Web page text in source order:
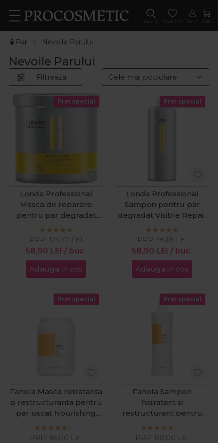
CAUTA FAVORITE CONT COS
🧴Par Nevoile Parului
Nevoile Parului
Filtreaza
Pret special
Londa Professional
Masca de reparare
pentru par degradat
Visible Repair 750ml
58,90 LEI / buc
PRP: 123,72 LEI
Adauga in cos
Pret special
Londa Professional
Sampon pentru par
degradat Visible Repair
1000ml
58,90 LEI / buc
PRP: 95,18 LEI
Adauga in cos
Pret special
Fanola Masca hidratanta
si restructuranta pentru
par uscat Nourishing
1500ml
PRP: 85,00 LEI
Pret special
Fanola Sampon
hidratant si
restructurant pentru
par uscat Nourishing
1000ml
PRP: 80,00 LEI